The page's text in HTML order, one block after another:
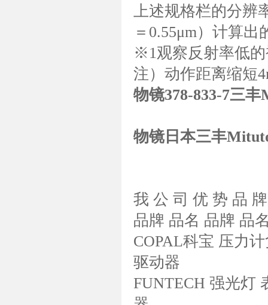
上述规格栏的分辨
＝0.55μm）计算出
※1观察反射率低
注）动作距离缩短
物镜378-833-7三
物镜日本三丰
我 公 司 优 势 品
品牌 品名 品牌 品
COPAL科宝 压力
驱动器
FUNTECH 强光灯